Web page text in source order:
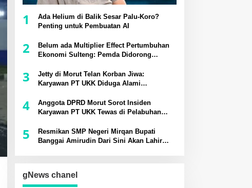
1
Ada Helium di Balik Sesar Palu-Koro?
Penting untuk Pembuatan AI
2
Belum ada Multiplier Effect Pertumbuhan
Ekonomi Sulteng: Pemda Didorong
3
Jetty di Morut Telan Korban Jiwa:
Karyawan PT UKK Diduga Alami
4
Anggota DPRD Morut Sorot Insiden
Karyawan PT UKK Tewas di Pelabuhan
5
Resmikan SMP Negeri Mirqan Bupati
Banggai Amirudin Dari Sini Akan Lahir
gNews chanel